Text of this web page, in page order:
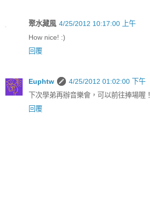
聚水藏風 4/25/2012 10:17:00 上午
How nice! :)
回覆
Euphtw
4/25/2012 01:02:00 下午
下次學弟再辦音樂會，可以前往捧場喔！
回覆